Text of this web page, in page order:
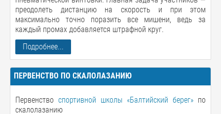
преодолеть дистанцию на скорость и при этом
максимально точно поразить все мишени, ведь за
каждый промах добавляется штрафной круг.
Подробнее...
ПЕРВЕНСТВО ПО СКАЛОЛАЗАНИЮ
Первенство спортивной школы «Балтийский берег» по
скалолазанию